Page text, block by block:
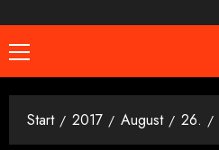
Primäres
Menü
Start 2017 August 26.